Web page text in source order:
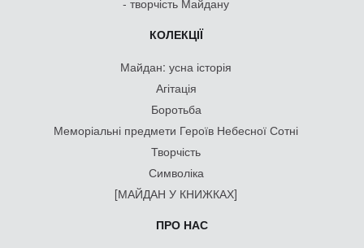
- творчість Майдану
КОЛЕКЦІЇ
Майдан: усна історія
Агітація
Боротьба
Меморіальні предмети Героїв Небесної Сотні
Творчість
Символіка
[МАЙДАН У КНИЖКАХ]
ПРО НАС